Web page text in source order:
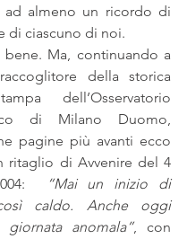
ad almeno un ricordo di
di ciascuno di noi.
Ma, continuando a
della storica
dell’Osservatorio
di Milano Duomo,
pagine più avanti ecco
ritaglio di Avvenire del 4
“Mai un inizio di
caldo. Anche oggi
giornata anomala”, con